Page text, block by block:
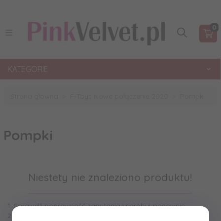
0
KATEGORIE
Pompki
Niestety nie znaleziono produktu!
1. Sprawdź poprawność zapytania i spróbuj ponownie.
2. Ogranicz szukane słowa do jednego lub dwóch.